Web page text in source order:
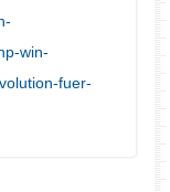
win-
fuer-